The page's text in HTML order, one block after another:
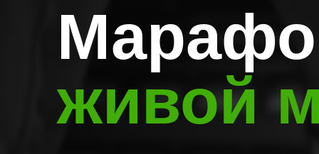
живой